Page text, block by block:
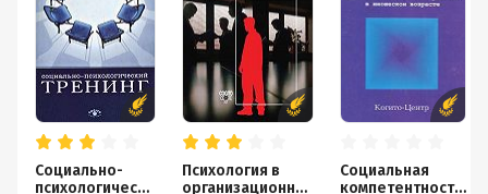
Социально-
психологически
Психология в
организационно
Социальная
компетентность